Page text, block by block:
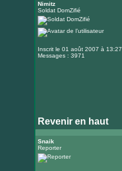
Nimitz
Soldat DomZifié
Inscrit le 01 août 2007 à 13:27
Messages : 3971
Revenir en haut
Snaik
Reporter